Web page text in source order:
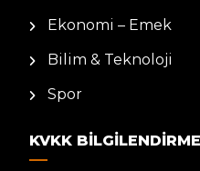
Ekonomi – Emek
Bilim & Teknoloji
Spor
KVKK